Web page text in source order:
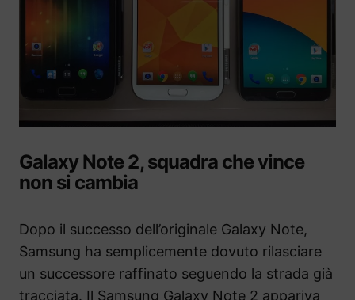
Galaxy Note 2, squadra che vince
non si cambia
Dopo il successo dell’originale Galaxy Note,
Samsung ha semplicemente dovuto rilasciare
un successore raffinato seguendo la strada già
tracciata. Il Samsung Galaxy Note 2 appariva